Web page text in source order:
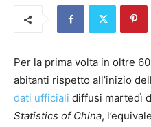
Per la prima volta in oltre
abitanti rispetto all’inizio
dati ufficiali diffusi martedì
Statistics of China,